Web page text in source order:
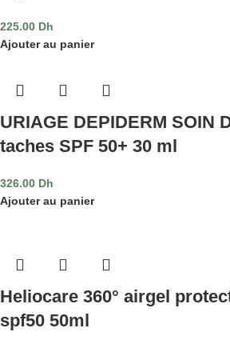
225.00 Dh
Ajouter au panier
URIAGE DEPIDERM SOIN
taches SPF 50+ 30 ml
326.00 Dh
Ajouter au panier
Heliocare 360° airgel
spf50 50ml